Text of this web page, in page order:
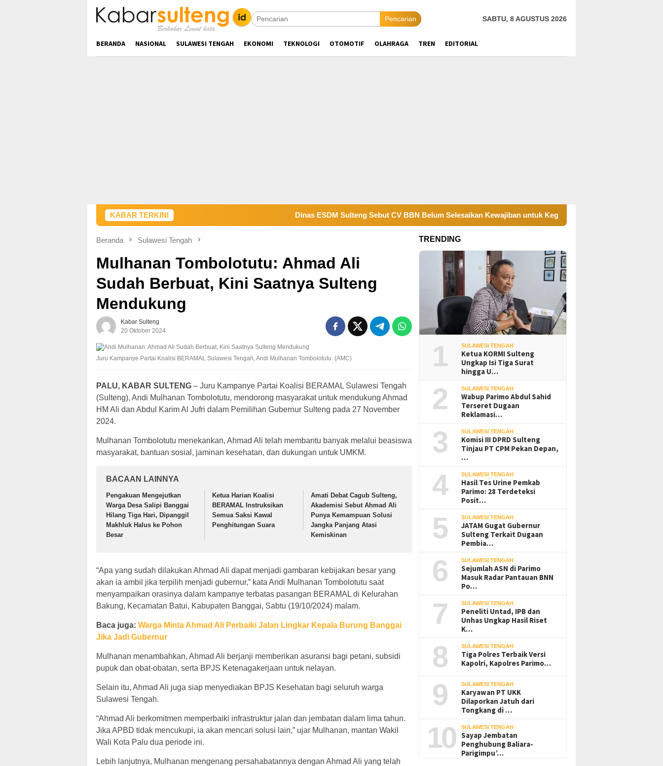
Pencarian SABTU, 8 AGUSTUS 2026
BERANDA NASIONAL SULAWESI TENGAH EKONOMI TEKNOLOGI OTOMOTIF OLAHRAGA TREN EDITORIAL
KABAR TERKINI Dinas ESDM Sulteng Sebut CV BBN Belum Selesaikan Kewajiban untuk Kegiatan Operasi
Beranda Sulawesi Tengah
Mulhanan Tombolotutu: Ahmad Ali
Sudah Berbuat, Kini Saatnya Sulteng
Mendukung
Kabar Sulteng
20 Oktober 2024
Juru Kampanye Partai Koalisi BERAMAL Sulawesi Tengah, Andi Mulhanan Tombolotutu. (AMC)
PALU, KABAR SULTENG – Juru Kampanye Partai Koalisi BERAMAL Sulawesi Tengah
(Sulteng), Andi Mulhanan Tombolotutu, mendorong masyarakat untuk mendukung Ahmad
HM Ali dan Abdul Karim Al Jufri dalam Pemilihan Gubernur Sulteng pada 27 November
2024.
Mulhanan Tombolotutu menekankan, Ahmad Ali telah membantu banyak melalui beasiswa
masyarakat, bantuan sosial, jaminan kesehatan, dan dukungan untuk UMKM.
BACAAN LAINNYA
Pengakuan Mengejutkan
Warga Desa Salipi Banggai
Hilang Tiga Hari, Dipanggil
Makhluk Halus ke Pohon
Besar
Ketua Harian Koalisi
BERAMAL Instruksikan
Semua Saksi Kawal
Penghitungan Suara
Amati Debat Cagub Sulteng,
Akademisi Sebut Ahmad Ali
Punya Kemampuan Solusi
Jangka Panjang Atasi
Kemiskinan
“Apa yang sudah dilakukan Ahmad Ali dapat menjadi gambaran kebijakan besar yang
akan ia ambil jika terpilih menjadi gubernur,” kata Andi Mulhanan Tombolotutu saat
menyampaikan orasinya dalam kampanye terbatas pasangan BERAMAL di Kelurahan
Bakung, Kecamatan Batui, Kabupaten Banggai, Sabtu (19/10/2024) malam.
Baca juga: Warga Minta Ahmad Ali Perbaiki Jalan Lingkar Kepala Burung Banggai
Jika Jadi Gubernur
Mulhanan menambahkan, Ahmad Ali berjanji memberikan asuransi bagi petani, subsidi
pupuk dan obat-obatan, serta BPJS Ketenagakerjaan untuk nelayan.
Selain itu, Ahmad Ali juga siap menyediakan BPJS Kesehatan bagi seluruh warga
Sulawesi Tengah.
“Ahmad Ali berkomitmen memperbaiki infrastruktur jalan dan jembatan dalam lima tahun.
Jika APBD tidak mencukupi, ia akan mencari solusi lain,” ujar Mulhanan, mantan Wakil
Wali Kota Palu dua periode ini.
Lebih lanjutnya, Mulhanan mengenang persahabatannya dengan Ahmad Ali yang telah
TRENDING
1 SULAWESI TENGAH
Ketua KORMI Sulteng
Ungkap Isi Tiga Surat
hingga U…
2 SULAWESI TENGAH
Wabup Parimo Abdul Sahid
Terseret Dugaan
Reklamasi…
3 SULAWESI TENGAH
Komisi III DPRD Sulteng
Tinjau PT CPM Pekan Depan,
…
4 SULAWESI TENGAH
Hasil Tes Urine Pemkab
Parimo: 28 Terdeteksi
Posit…
5 SULAWESI TENGAH
JATAM Gugat Gubernur
Sulteng Terkait Dugaan
Pembia…
6 SULAWESI TENGAH
Sejumlah ASN di Parimo
Masuk Radar Pantauan BNN
Po…
7 SULAWESI TENGAH
Peneliti Untad, IPB dan
Unhas Ungkap Hasil Riset
K…
8 SULAWESI TENGAH
Tiga Polres Terbaik Versi
Kapolri, Kapolres Parimo…
9 SULAWESI TENGAH
Karyawan PT UKK
Dilaporkan Jatuh dari
Tongkang di …
10 SULAWESI TENGAH
Sayap Jembatan
Penghubung Baliara-
Parigimpu’…